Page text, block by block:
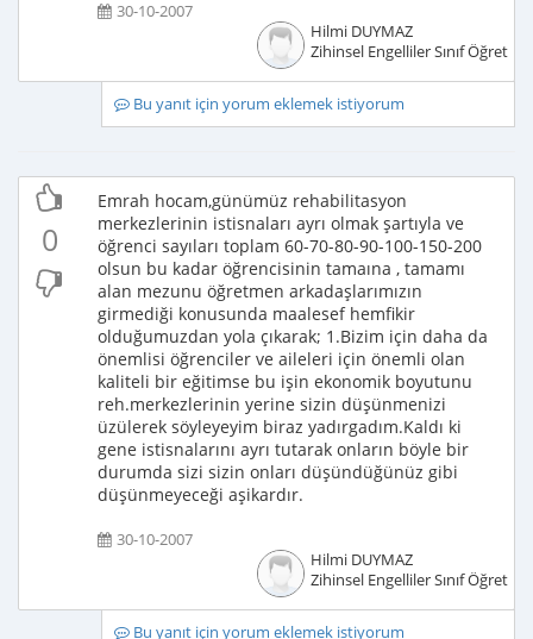
30-10-2007
Hilmi DUYMAZ
Zihinsel Engelliler Sınıf
Bu yanıt için yorum eklemek istiyorum
0
Emrah hocam,günümüz rehabilitasyon
merkezlerinin istisnaları ayrı olmak şartıyla ve
öğrenci sayıları toplam 60-70-80-90-100-150-200
olsun bu kadar öğrencisinin tamaına , tamamı
alan mezunu öğretmen arkadaşlarımızın
girmediği konusunda maalesef hemfikir
olduğumuzdan yola çıkarak; 1.Bizim için daha da
önemlisi öğrenciler ve aileleri için önemli olan
kaliteli bir eğitimse bu işin ekonomik boyutunu
reh.merkezlerinin yerine sizin düşünmenizi
üzülerek söyleyeyim biraz yadırgadım.Kaldı ki
gene istisnalarını ayrı tutarak onların böyle bir
durumda sizi sizin onları düşündüğünüz gibi
düşünmeyeceği aşikardır.
30-10-2007
Hilmi DUYMAZ
Zihinsel Engelliler Sınıf
Bu yanıt için yorum eklemek istiyorum